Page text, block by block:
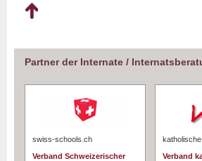
Partner der Internate /
swiss-schools.ch
Verband Schweizerischer
Verband